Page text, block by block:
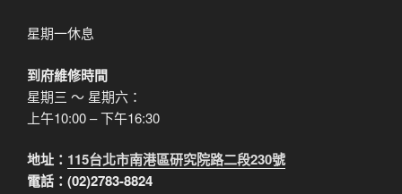
星期一休息
到府維修時間
星期三 ～ 星期六：
上午10:00 – 下午16:30
地址： 115台北市南港區研究院路二段230號
電話：(02)2783-8824